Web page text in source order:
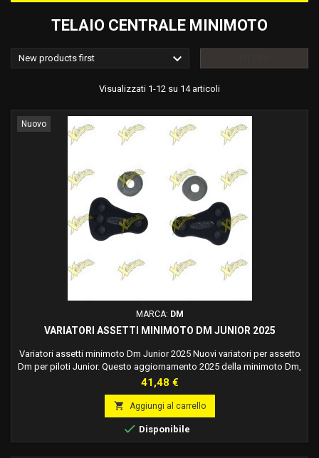
TELAIO CENTRALE MINIMOTO
New products first 
Visualizzati 1-12 su 14 articoli
Nuovo
MARCA: DM
VARIATORI ASSETTI MINIMOTO DM JUNIOR 2025
Variatori assetti minimoto Dm Junior 2025 Nuovi variatori per assetto
Dm per piloti Junior. Questo aggiornamento 2025 della minimoto Dm,
migliora la manovrabilità della ciclistica grazie alla posizione
dell'assetto specifica per piloti Junior.
Prezzo
41,48 €
 Aggiungi al carrello
 Disponibile